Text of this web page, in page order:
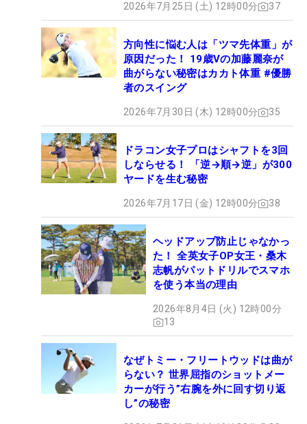
2026年7月25日 (土) 12時00分 37
方向性に悩む人は「ツマ先体重」が
原因だった！ 19歳Vの加藤麗奈が
曲がらない秘密はカカト体重 #優勝
者のスイング
2026年7月30日 (木) 12時00分 35
ドラコン女子プロはシャフトを3回
しならせる！ 「逆→順→逆」が300
ヤードを生む秘密
2026年7月17日 (金) 12時00分 38
ヘッドアップ防止じゃなかっ
た！ 全英女子OP女王・桑木
志帆がパットドリルでスマホ
を使う本当の理由
2026年8月4日 (火) 12時00分
13
なぜトミー・フリートウッドは曲が
らない？ 世界屈指のショットメー
カーが行う”右腕を外に回す切り返
し”の秘密